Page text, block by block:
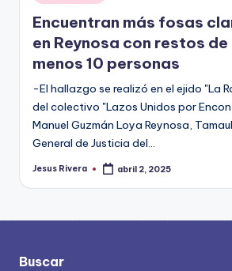
en
Encuentran más fosas
en Reynosa con restos
menos 10 personas
-El hallazgo se realizó en el ejido "La
del colectivo "Lazos Unidos por
Manuel Guzmán Loya Reynosa,
General de Justicia del…
Publicado
Jesus Rivera abril 2, 2025
Buscar